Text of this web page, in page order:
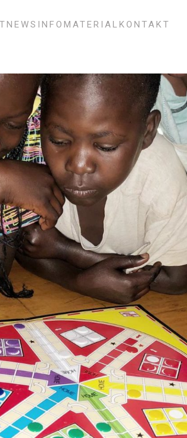
NEWS INFOMATERIAL KONTAKT